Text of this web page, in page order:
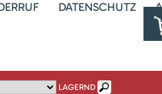
DATENSCHUTZ
LAGERND